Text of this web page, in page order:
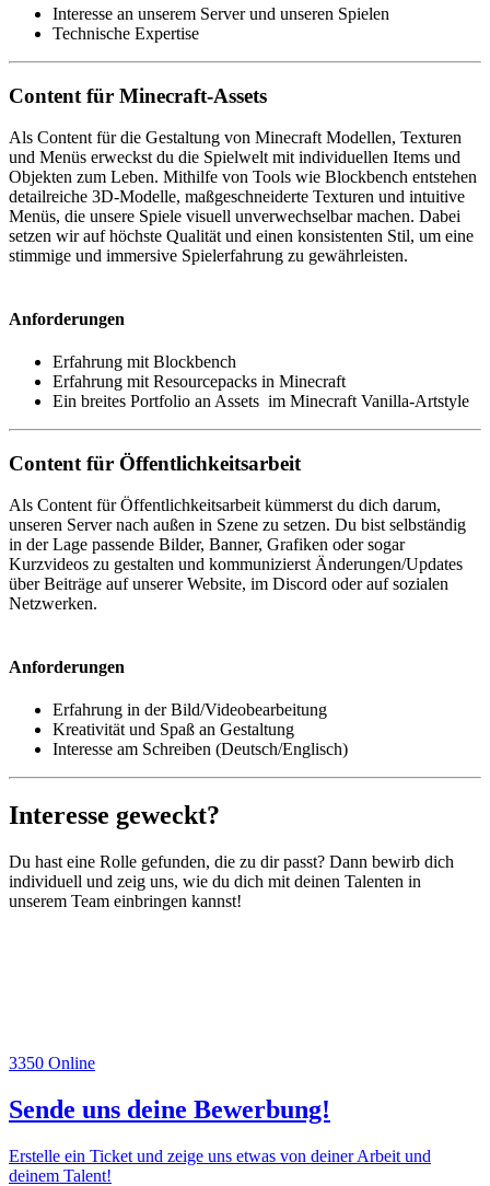
Interesse an unserem Server und unseren Spielen
Technische Expertise
Content für Minecraft-Assets
Als Content für die Gestaltung von Minecraft Modellen, Texturen
und Menüs erweckst du die Spielwelt mit individuellen Items und
Objekten zum Leben. Mithilfe von Tools wie Blockbench entstehen
detailreiche 3D-Modelle, maßgeschneiderte Texturen und intuitive
Menüs, die unsere Spiele visuell unverwechselbar machen. Dabei
setzen wir auf höchste Qualität und einen konsistenten Stil, um eine
stimmige und immersive Spielerfahrung zu gewährleisten.
Anforderungen
Erfahrung mit Blockbench
Erfahrung mit Resourcepacks in Minecraft
Ein breites Portfolio an Assets im Minecraft Vanilla-Artstyle
Content für Öffentlichkeitsarbeit
Als Content für Öffentlichkeitsarbeit kümmerst du dich darum,
unseren Server nach außen in Szene zu setzen. Du bist selbständig
in der Lage passende Bilder, Banner, Grafiken oder sogar
Kurzvideos zu gestalten und kommunizierst Änderungen/Updates
über Beiträge auf unserer Website, im Discord oder auf sozialen
Netzwerken.
Anforderungen
Erfahrung in der Bild/Videobearbeitung
Kreativität und Spaß an Gestaltung
Interesse am Schreiben (Deutsch/Englisch)
Interesse geweckt?
Du hast eine Rolle gefunden, die zu dir passt? Dann bewirb dich
individuell und zeig uns, wie du dich mit deinen Talenten in
unserem Team einbringen kannst!
3350 Online
Sende uns deine Bewerbung!
Erstelle ein Ticket und zeige uns etwas von deiner Arbeit und
deinem Talent!